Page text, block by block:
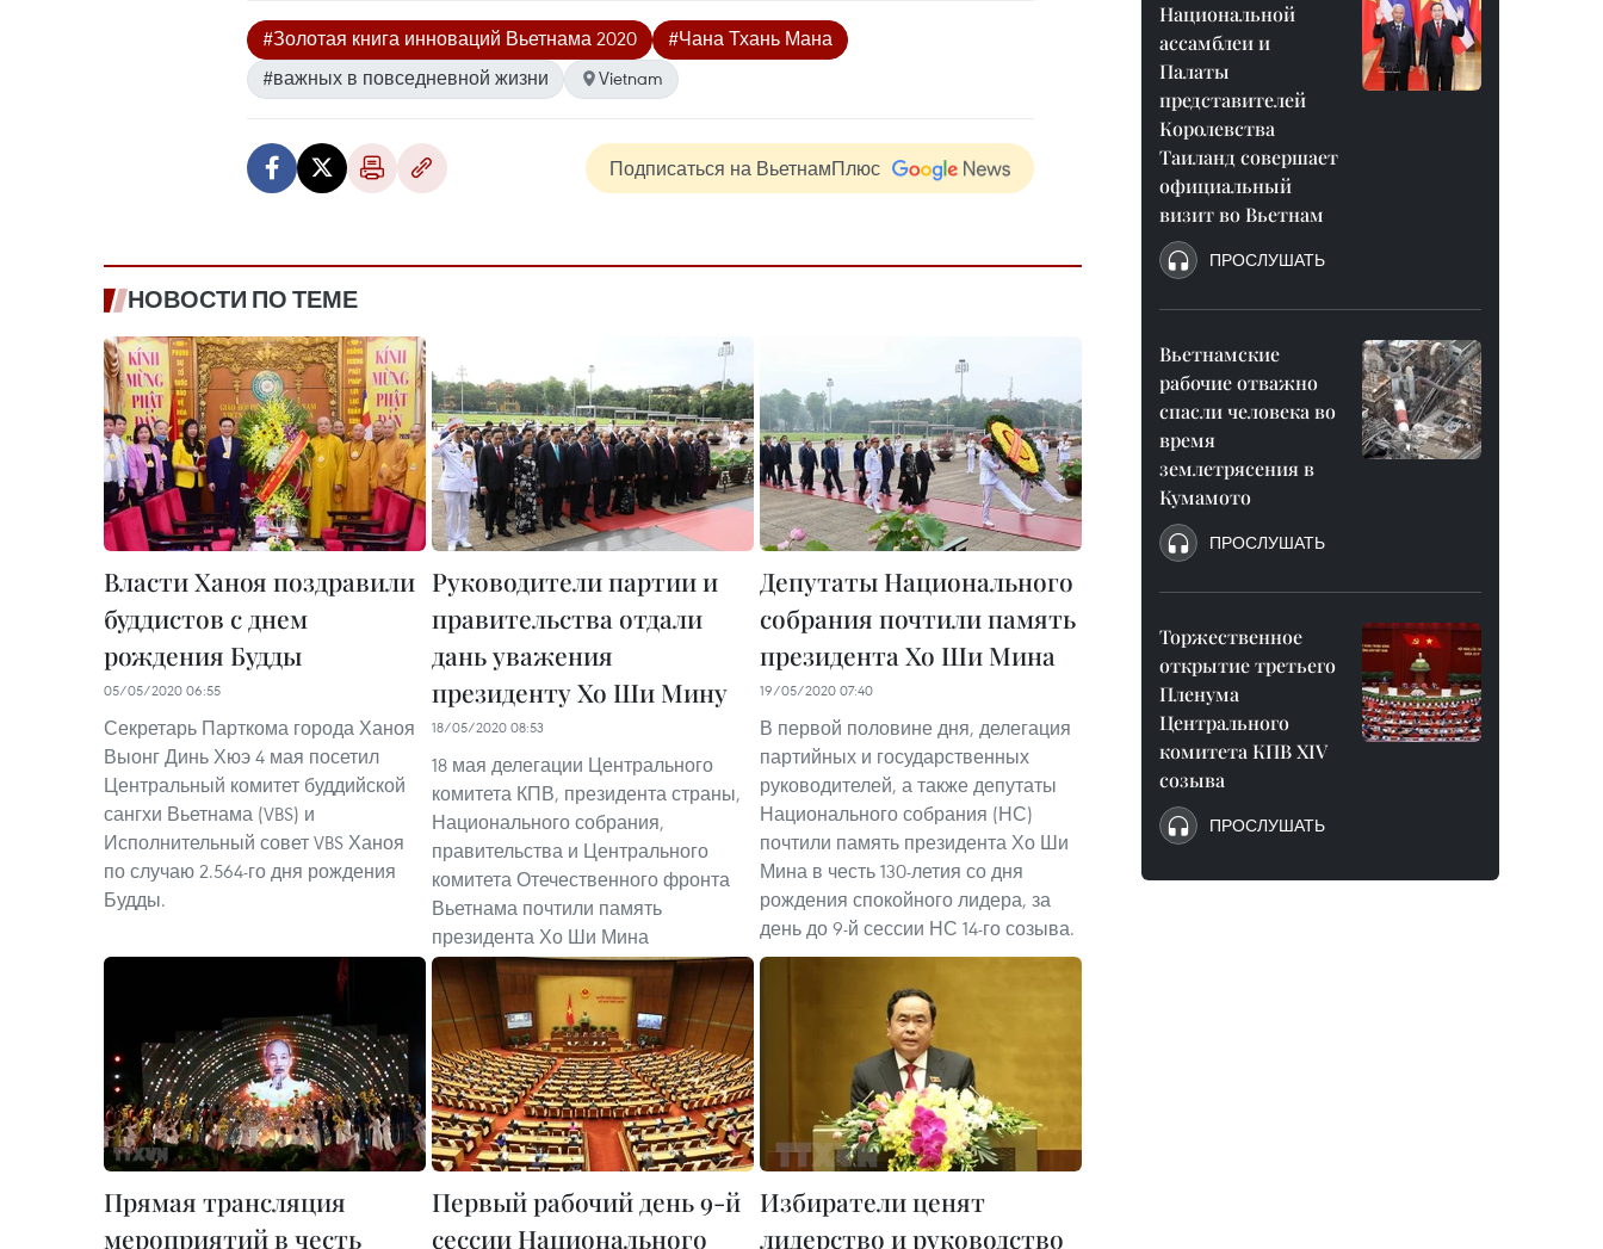
#Золотая книга инноваций Вьетнама 2020
#Чана Тхань Мана
#важных в повседневной жизни
Vietnam
Подписаться на ВьетнамПлюс
НОВОСТИ ПО ТЕМЕ
Власти Ханоя поздравили
буддистов с днем
рождения Будды
05/05/2020 06:55
Секретарь Парткома города Ханоя
Выонг Динь Хюэ 4 мая посетил
Центральный комитет буддийской
сангхи Вьетнама (VBS) и
Исполнительный совет VBS Ханоя
по случаю 2.564-го дня рождения
Будды.
Руководители партии и
правительства отдали
дань уважения
президенту Хо Ши Мину
18/05/2020 08:53
18 мая делегации Центрального
комитета КПВ, президента страны,
Национального собрания,
правительства и Центрального
комитета Отечественного фронта
Вьетнама почтили память
президента Хо Ши Мина
Депутаты Национального
собрания почтили память
президента Хо Ши Мина
19/05/2020 07:40
В первой половине дня, делегация
партийных и государственных
руководителей, а также депутаты
Национального собрания (НС)
почтили память президента Хо Ши
Мина в честь 130-летия со дня
рождения спокойного лидера, за
день до 9-й сессии НС 14-го созыва.
Прямая трансляция
мероприятий в честь
Первый рабочий день 9-й
сессии Национального
Избиратели ценят
лидерство и руководство
Национальной
ассамблеи и
Палаты
представителей
Королевства
Таиланд совершает
официальный
визит во Вьетнам
ПРОСЛУШАТЬ
Вьетнамские
рабочие отважно
спасли человека во
время
землетрясения в
Кумамото
ПРОСЛУШАТЬ
Торжественное
открытие третьего
Пленума
Центрального
комитета КПВ XIV
созыва
ПРОСЛУШАТЬ